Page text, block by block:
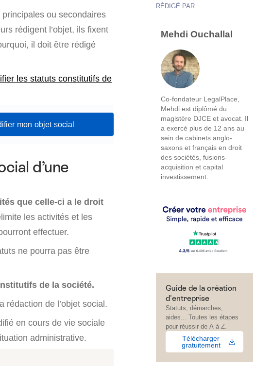
ou secondaires
rédigent l’objet, ils fixent
il doit être rédigé
les statuts constitutifs de
mon objet social
d’une
que celle-ci a le droit
les activités et les
effectuer.
ne pourra pas être
de la société.
rédaction de l’objet social.
en cours de vie sociale
administrative.
RÉDIGÉ PAR
Mehdi Ouchallal
Co-fondateur LegalPlace,
Mehdi est diplômé du
magistère DJCE et avocat. Il
a exercé plus de 12 ans au
sein de cabinets anglo-
saxons et français en droit
des sociétés, fusions-
acquisition et capital
investissement.
Guide de la création
d'entreprise
Statuts, démarches,
aides... Toutes les étapes
pour réussir de A à Z.
Télécharger
gratuitement